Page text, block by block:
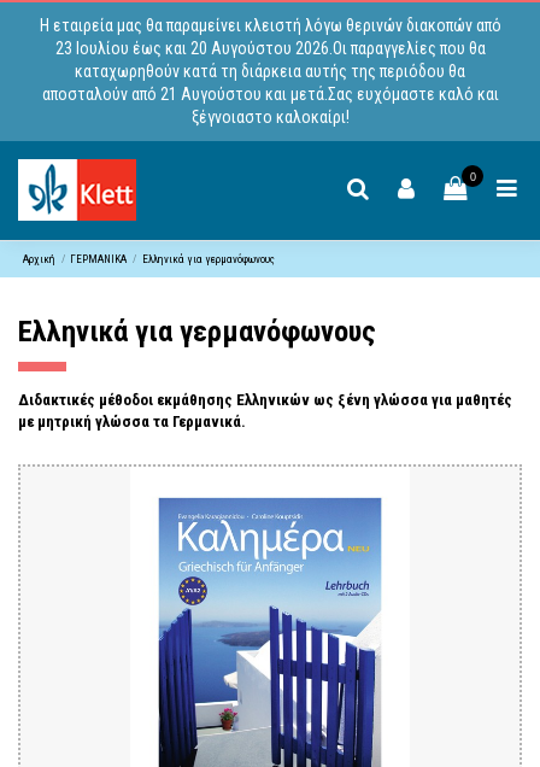
Η εταιρεία μας θα παραμείνει κλειστή λόγω θερινών διακοπών από
23 Ιουλίου έως και 20 Αυγούστου 2026.Οι παραγγελίες που θα
καταχωρηθούν κατά τη διάρκεια αυτής της περιόδου θα
αποσταλούν από 21 Αυγούστου και μετά.Σας ευχόμαστε καλό και
ξέγνοιαστο καλοκαίρι!
0
Αρχική ΓΕΡΜΑΝΙΚΑ Ελληνικά για γερμανόφωνους
Ελληνικά για γερμανόφωνους
Διδακτικές μέθοδοι εκμάθησης Ελληνικών ως ξένη γλώσσα για μαθητές
με μητρική γλώσσα τα Γερμανικά.